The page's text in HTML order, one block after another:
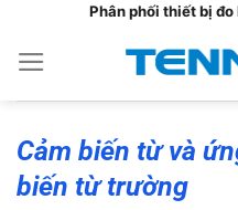
nội
dung
Phân phối thiết bị
Cảm biến từ và
biến từ trường